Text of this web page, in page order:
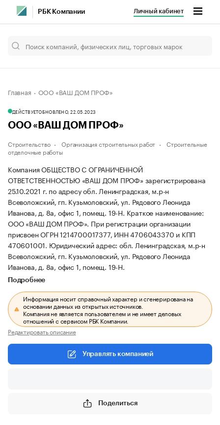
РБК Компании Личный кабинет
Главная ООО «ВАШ ДОМ ПРОФ»
ДЕЙСТВУЕТОБНОВЛЕНО, 22.05.2023
ООО «ВАШ ДОМ ПРОФ»
Строительство Организация строительных работ
Строительные
отделочные работы
Компания ОБЩЕСТВО С ОГРАНИЧЕННОЙ
ОТВЕТСТВЕННОСТЬЮ «ВАШ ДОМ ПРОФ» зарегистрирована
25.10.2021 г. по адресу обл. Ленинградская, м.р-н
Всеволожский, гп. Кузьмоловский, ул. Рядового Леонида
Иванова, д. 8а, офис 1, помещ. 19-Н. Краткое наименование:
ООО «ВАШ ДОМ ПРОФ». При регистрации организации
присвоен ОГРН 1214700017377, ИНН 4706043370 и КПП
470601001. Юридический адрес: обл. Ленинградская, м.р-н
Всеволожский, гп. Кузьмоловский, ул. Рядового Леонида
Иванова, д. 8а, офис 1, помещ. 19-Н.
Подробнее
Информация носит справочный характер и сгенерирована на
основании данных из открытых источников.
Компания не является пользователем и не имеет деловых
отношений с сервисом РБК Компании.
Редактировать описание
Управлять компанией
Поделиться